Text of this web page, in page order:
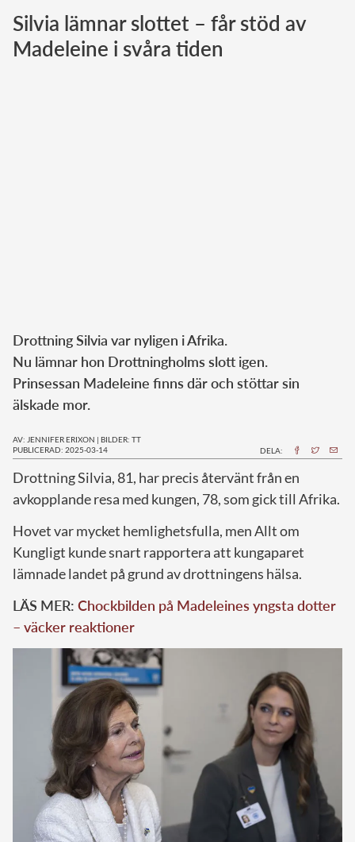
Norska kungahuset
Danska kungahuset
Silvia lämnar slottet – får stöd av
Madeleine i svåra tiden
Drottning Silvia var nyligen i Afrika.
Nu lämnar hon Drottningholms slott igen.
Prinsessan Madeleine finns där och stöttar sin
älskade mor.
AV: JENNIFER ERIXON | BILDER: TT
PUBLICERAD: 2025-03-14
DELA:
Drottning Silvia, 81, har precis återvänt från en
avkopplande resa med kungen, 78, som gick till Afrika.
Hovet var mycket hemlighetsfulla, men Allt om
Kungligt kunde snart rapportera att kungaparet
lämnade landet på grund av drottningens hälsa.
LÄS MER: Chockbilden på Madeleines yngsta dotter
– väcker reaktioner